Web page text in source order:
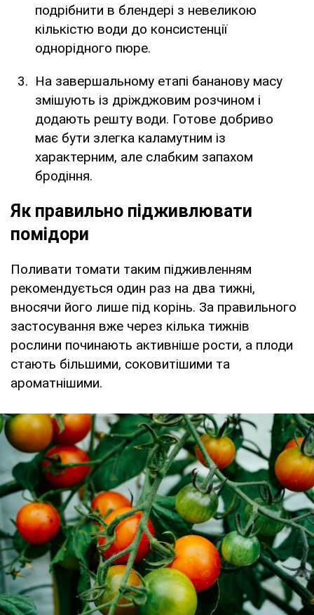
подрібнити в блендері з невеликою
кількістю води до консистенції
однорідного пюре.
На завершальному етапі бананову масу
змішують із дріжджовим розчином і
додають решту води. Готове добриво
має бути злегка каламутним із
характерним, але слабким запахом
бродіння.
Як правильно підживлювати
помідори
Поливати томати таким підживленням
рекомендується один раз на два тижні,
вносячи його лише під корінь. За правильного
застосування вже через кілька тижнів
рослини починають активніше рости, а плоди
стають більшими, соковитішими та
ароматнішими.